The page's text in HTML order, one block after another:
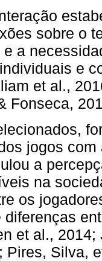
sobre o
a
e
et al.,
Fonseca,
jogos
a
na
os
diferenças
et al.,
Pires, Silva,